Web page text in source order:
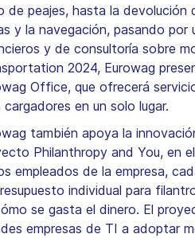
de peajes, hasta la devolución
y la navegación, pasando por
y de consultoría sobre
2024, Eurowag
Office, que ofrecerá
cargadores en un solo lugar.
también apoya la
Philanthropy and You, en
empleados de la empresa,
individual para
se gasta el dinero. El
empresas de TI a adoptar